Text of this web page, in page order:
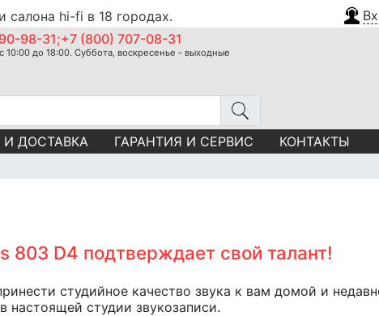
салона hi-fi в 18 городах.
98-31;+7 (800) 707-08-31
10:00 до 18:00. Суббота, воскресенье - выходные
И ДОСТАВКА ГАРАНТИЯ И СЕРВИС КОНТАКТЫ
D4 подтверждает свой талант!
студийное качество звука к вам домой и
студии звукозаписи.